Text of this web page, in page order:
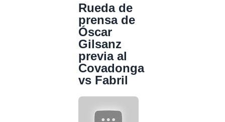
Rueda de
prensa de
Óscar
Gilsanz
previa al
Covadonga
vs Fabril